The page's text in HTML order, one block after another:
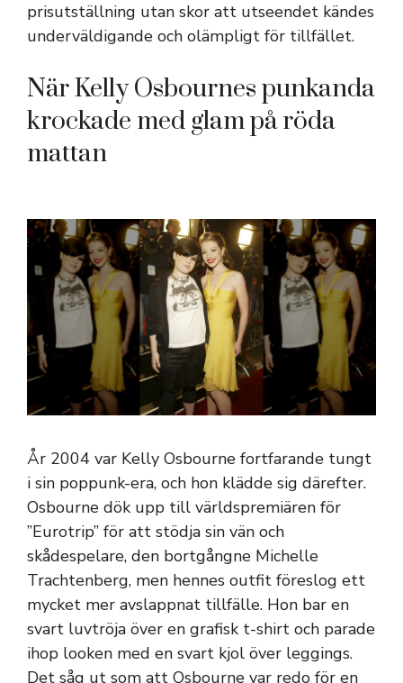
prisutställning utan skor att utseendet kändes
underväldigande och olämpligt för tillfället.
När Kelly Osbournes punkanda
krockade med glam på röda
mattan
År 2004 var Kelly Osbourne fortfarande tungt
i sin poppunk-era, och hon klädde sig därefter.
Osbourne dök upp till världspremiären för
”Eurotrip” för att stödja sin vän och
skådespelare, den bortgångne Michelle
Trachtenberg, men hennes outfit föreslog ett
mycket mer avslappnat tillfälle. Hon bar en
svart luvtröja över en grafisk t-shirt och parade
ihop looken med en svart kjol över leggings.
Det såg ut som att Osbourne var redo för en